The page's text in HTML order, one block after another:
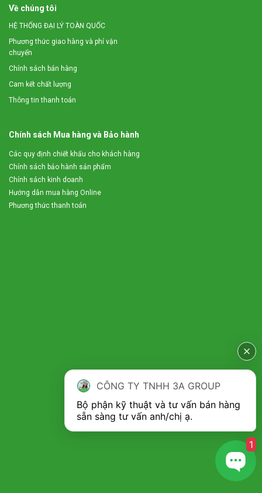
Về chúng tôi
HỆ THỐNG ĐẠI LÝ TOÀN QUỐC
Phương thức giao hàng và phí vận
chuyển
Chính sách bán hàng
Cam kết chất lượng
Thông tin thanh toán
Chính sách Mua hàng và Bảo hành
Các quy định chiết khấu cho khách hàng
Chính sách bảo hành sản phẩm
Chính sách kinh doanh
Hướng dẫn mua hàng Online
Phương thức thanh toán
CÔNG TY TNHH 3A GROUP
Bộ phận kỹ thuật và tư vấn bán hàng
1